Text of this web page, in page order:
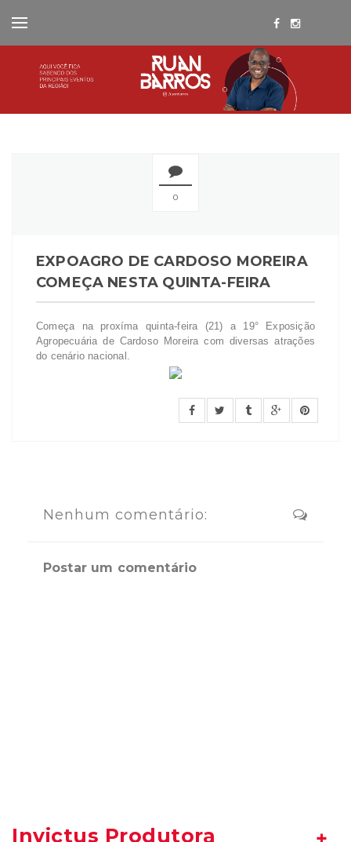
0
EXPOAGRO DE CARDOSO MOREIRA
COMEÇA NESTA QUINTA-FEIRA
Começa na proxíma quinta-feira (21) a 19° Exposição
Agropecuária de Cardoso Moreira com diversas atrações
do cenário nacional.
Nenhum comentário:
Postar um comentário
Invictus Produtora